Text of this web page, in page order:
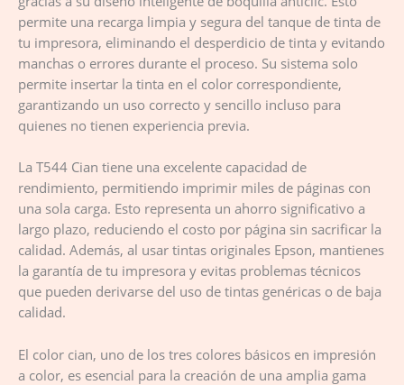
permite una recarga limpia y segura del tanque de tinta de
tu impresora, eliminando el desperdicio de tinta y evitando
manchas o errores durante el proceso. Su sistema solo
permite insertar la tinta en el color correspondiente,
garantizando un uso correcto y sencillo incluso para
quienes no tienen experiencia previa.
La T544 Cian tiene una excelente capacidad de
rendimiento, permitiendo imprimir miles de páginas con
una sola carga. Esto representa un ahorro significativo a
largo plazo, reduciendo el costo por página sin sacrificar la
calidad. Además, al usar tintas originales Epson, mantienes
la garantía de tu impresora y evitas problemas técnicos
que pueden derivarse del uso de tintas genéricas o de baja
calidad.
El color cian, uno de los tres colores básicos en impresión
a color, es esencial para la creación de una amplia gama